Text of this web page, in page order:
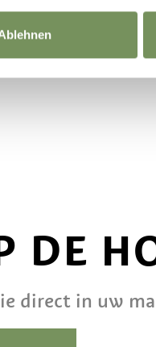
DE
direct in uw